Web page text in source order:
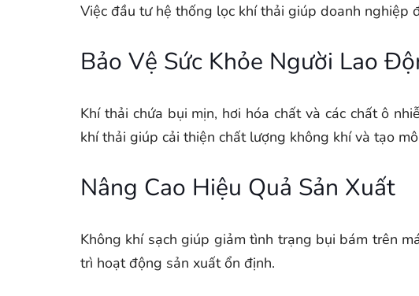
Việc đầu tư hệ thống lọc khí thải giúp doanh nghiệp
Bảo Vệ Sức Khỏe Người Lao
Khí thải chứa bụi mịn, hơi hóa chất và các chất ô
khí thải giúp cải thiện chất lượng không khí và tạo
Nâng Cao Hiệu Quả Sản Xuất
Không khí sạch giúp giảm tình trạng bụi bám trên
trì hoạt động sản xuất ổn định.